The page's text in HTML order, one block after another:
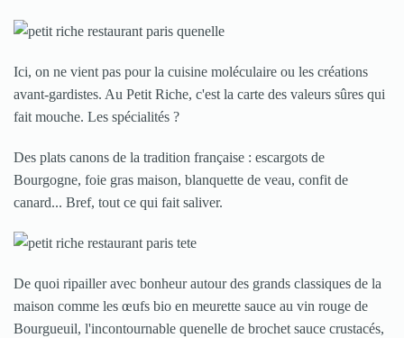
Ici, on ne vient pas pour la cuisine moléculaire ou les créations
avant-gardistes. Au Petit Riche, c'est la carte des valeurs sûres qui
fait mouche. Les spécialités ?
Des plats canons de la tradition française : escargots de
Bourgogne, foie gras maison, blanquette de veau, confit de
canard... Bref, tout ce qui fait saliver.
De quoi ripailler avec bonheur autour des grands classiques de la
maison comme les œufs bio en meurette sauce au vin rouge de
Bourgueuil, l'incontournable quenelle de brochet sauce crustacés,